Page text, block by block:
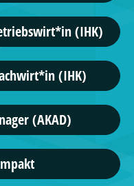
(IHK)
(IHK)
(AKAD)